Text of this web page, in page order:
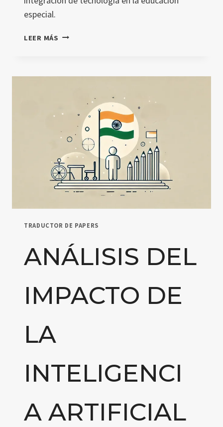
especial.
LEER MÁS ANÁLISIS
INTELIGENCIA
ARTIFICIAL
LA
REALIDAD
VIRTUAL
EN
SISTEMAS
GESTIÓN
APRENDIZAJE
ESTUDIANTES
CON
ESPECIALES
TRADUCTOR DE PAPERS
ANÁLISIS DEL
IMPACTO DE
LA
INTELIGENCI
A ARTIFICIAL